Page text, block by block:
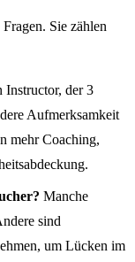
Sie zählen
Instructor, der 3
Aufmerksamkeit
mehr Coaching,
Manche
sind
um Lücken im